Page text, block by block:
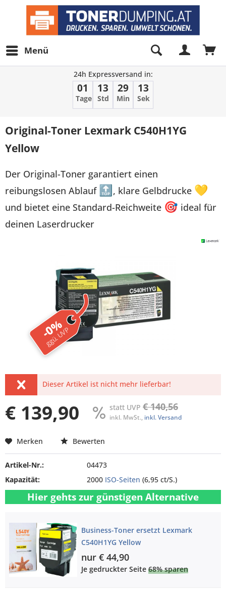
Menü
24h Expressversand in:
01
Tage
13
Std
29
Min
13
Sek
Original-Toner Lexmark C540H1YG
Yellow
Der Original-Toner garantiert einen
reibungslosen Ablauf 🔝 , klare Gelbdrucke 💛
und bietet eine Standard-Reichweite 🎯 ideal für
deinen Laserdrucker
-0%
ggü. UVP
Dieser Artikel ist nicht mehr lieferbar!
€ 139,90 statt UVP € 140,56
inkl. MwSt., inkl. Versand
Merken Bewerten
Artikel-Nr.:
04473
Kapazität:
2000 ISO-Seiten (6,95 ct/S.)
Hier gehts zur günstigen Alternative
Business-Toner ersetzt Lexmark
C540H1YG Yellow
nur € 44,90
Je gedruckter Seite 68% sparen